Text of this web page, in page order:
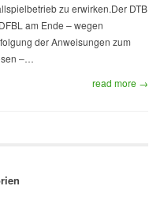
zu erwirken.Der DTB
am Ende – wegen
der Anweisungen zum
–…
read more →